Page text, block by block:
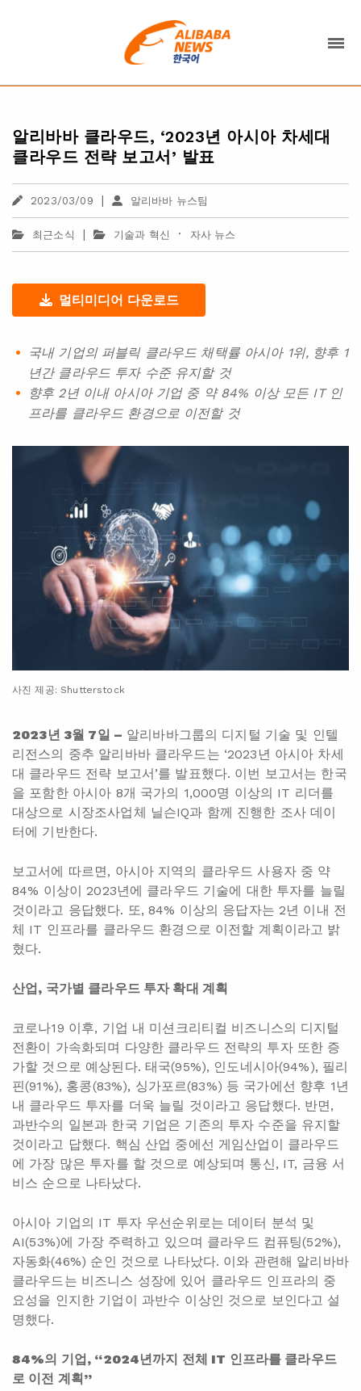
알리바바 클라우드, ‘2023년 아시아 차세대
클라우드 전략 보고서’ 발표
2023/03/09 | 알리바바 뉴스팀
최근소식 | 기술과 혁신 · 자사 뉴스
멀티미디어 다운로드
국내 기업의 퍼블릭 클라우드 채택률 아시아 1위, 향후 1
년간 클라우드 투자 수준 유지할 것
향후 2년 이내 아시아 기업 중 약 84% 이상 모든 IT 인
프라를 클라우드 환경으로 이전할 것
사진 제공: Shutterstock
2023년 3월 7일 – 알리바바그룹의 디지털 기술 및 인텔
리전스의 중추 알리바바 클라우드는 ‘2023년 아시아 차세
대 클라우드 전략 보고서’를 발표했다. 이번 보고서는 한국
을 포함한 아시아 8개 국가의 1,000명 이상의 IT 리더를
대상으로 시장조사업체 닐슨IQ과 함께 진행한 조사 데이
터에 기반한다.
보고서에 따르면, 아시아 지역의 클라우드 사용자 중 약
84% 이상이 2023년에 클라우드 기술에 대한 투자를 늘릴
것이라고 응답했다. 또, 84% 이상의 응답자는 2년 이내 전
체 IT 인프라를 클라우드 환경으로 이전할 계획이라고 밝
혔다.
산업, 국가별 클라우드 투자 확대 계획
코로나19 이후, 기업 내 미션크리티컬 비즈니스의 디지털
전환이 가속화되며 다양한 클라우드 전략의 투자 또한 증
가할 것으로 예상된다. 태국(95%), 인도네시아(94%), 필리
핀(91%), 홍콩(83%), 싱가포르(83%) 등 국가에선 향후 1년
내 클라우드 투자를 더욱 늘릴 것이라고 응답했다. 반면,
과반수의 일본과 한국 기업은 기존의 투자 수준을 유지할
것이라고 답했다. 핵심 산업 중에선 게임산업이 클라우드
에 가장 많은 투자를 할 것으로 예상되며 통신, IT, 금융 서
비스 순으로 나타났다.
아시아 기업의 IT 투자 우선순위로는 데이터 분석 및
AI(53%)에 가장 주력하고 있으며 클라우드 컴퓨팅(52%),
자동화(46%) 순인 것으로 나타났다. 이와 관련해 알리바바
클라우드는 비즈니스 성장에 있어 클라우드 인프라의 중
요성을 인지한 기업이 과반수 이상인 것으로 보인다고 설
명했다.
84%의 기업, “2024년까지 전체 IT 인프라를 클라우드
로 이전 계획”